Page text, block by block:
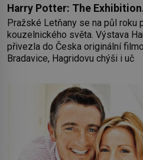
Harry Potter: The
Pražské Letňany se na půl roku
kouzelnického světa. Výstava
přivezla do Česka originální
Bradavice, Hagridovu chýši i uč